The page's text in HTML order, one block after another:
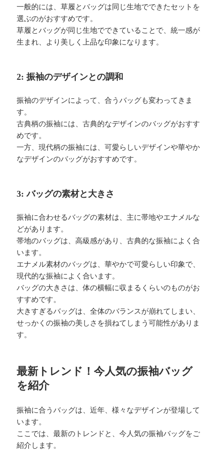
一般的には、草履とバッグは同じ生地でできたセットを
選ぶのがおすすめです。
草履とバッグが同じ生地でできていることで、統一感が
生まれ、より美しく上品な印象になります。
2: 振袖のデザインとの調和
振袖のデザインによって、合うバッグも変わってきま
す。
古典柄の振袖には、古典的なデザインのバッグがおすす
めです。
一方、現代柄の振袖には、可愛らしいデザインや華やか
なデザインのバッグがおすすめです。
3: バッグの素材と大きさ
振袖に合わせるバッグの素材は、主に帯地やエナメルな
どがあります。
帯地のバッグは、高級感があり、古典的な振袖によく合
います。
エナメル素材のバッグは、華やかで可愛らしい印象で、
現代的な振袖によく合います。
バッグの大きさは、体の横幅に収まるくらいのものがお
すすめです。
大きすぎるバッグは、全体のバランスが崩れてしまい、
せっかくの振袖の美しさを損ねてしまう可能性がありま
す。
最新トレンド！今人気の振袖バッグ
を紹介
振袖に合うバッグは、近年、様々なデザインが登場して
います。
ここでは、最新のトレンドと、今人気の振袖バッグをご
紹介します。